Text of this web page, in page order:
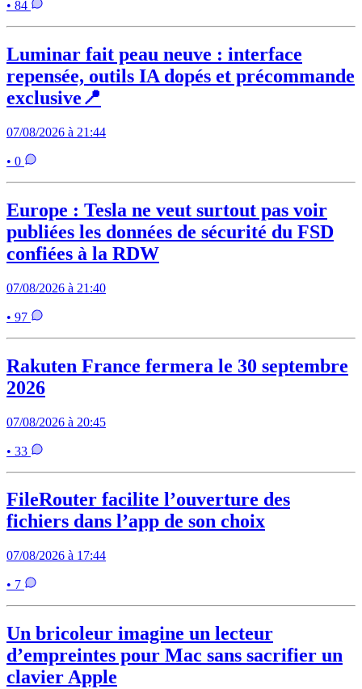
• 84
Luminar fait peau neuve : interface
repensée, outils IA dopés et précommande
exclusive📍
07/08/2026 à 21:44
• 0
Europe : Tesla ne veut surtout pas voir
publiées les données de sécurité du FSD
confiées à la RDW
07/08/2026 à 21:40
• 97
Rakuten France fermera le 30 septembre
2026
07/08/2026 à 20:45
• 33
FileRouter facilite l’ouverture des
fichiers dans l’app de son choix
07/08/2026 à 17:44
• 7
Un bricoleur imagine un lecteur
d’empreintes pour Mac sans sacrifier un
clavier Apple